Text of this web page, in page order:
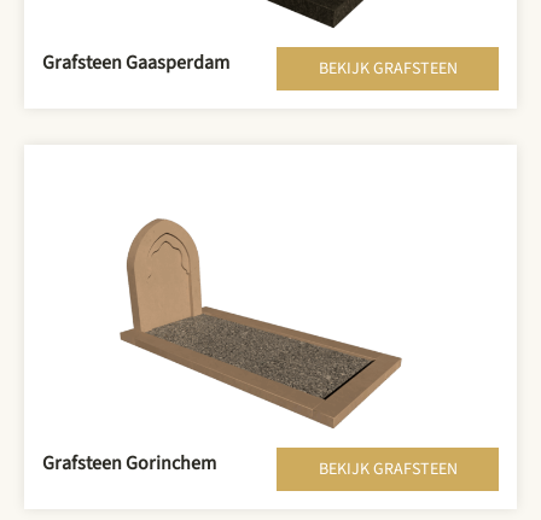
Grafsteen Gaasperdam BEKIJK GRAFSTEEN
Grafsteen Gorinchem BEKIJK GRAFSTEEN